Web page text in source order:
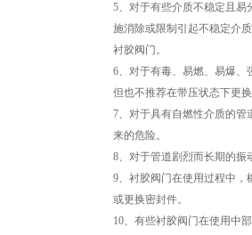
5、对于有些介质不稳定且
施消除或限制引起不稳定介
衬胶阀门。
6、对于有毒、易燃、易爆
但也不推荐在带压状态下更
7、对于具有自燃性介质的
来的危险。
8、对于管道剧烈而长期的
9、衬胶阀门在使用过程中
或更换密封件。
10、有些衬胶阀门在使用中